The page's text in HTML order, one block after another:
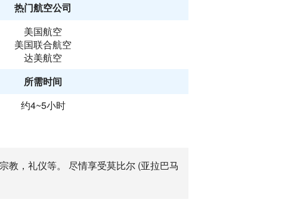
热门航空公司
美国航空
美国联合航空
达美航空
所需时间
约4~5小时
教，礼仪等。 尽情享受莫比尔 (亚拉巴马